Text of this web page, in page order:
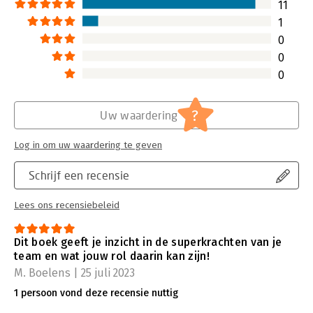
11
1
0
0
0
Schrijf een recensie
Lees ons recensiebeleid
Uw waardering ?
Log in om uw waardering te geven
Dit boek geeft je inzicht in de superkrachten van je
team en wat jouw rol daarin kan zijn!
M. Boelens | 25 juli 2023
1 persoon vond deze recensie nuttig